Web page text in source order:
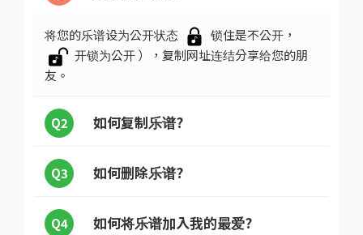
将您的乐谱设为公开状态
锁住是不公开，
开锁为公开 ），复制网址连结分享给您的朋
友。
Q2 如何复制乐谱?
Q3 如何删除乐谱?
Q4 如何将乐谱加入我的最爱?